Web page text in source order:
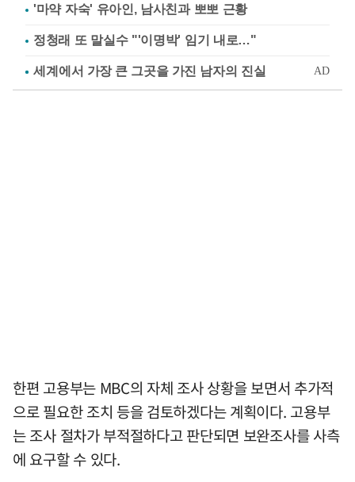
'마약 자숙' 유아인, 남사친과 뽀뽀 근황
정청래 또 말실수 "'이명박' 임기 내로…"
한편 고용부는 MBC의 자체 조사 상황을 보면서 추가적
으로 필요한 조치 등을 검토하겠다는 계획이다. 고용부
는 조사 절차가 부적절하다고 판단되면 보완조사를 사측
에 요구할 수 있다.